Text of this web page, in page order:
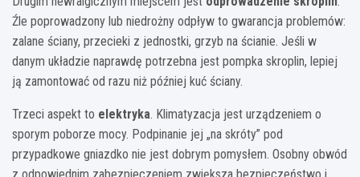
Źle poprowadzony lub niedrożny odpływ to gwarancja problemów:
zalane ściany, przecieki z jednostki, grzyb na ścianie. Jeśli w
danym układzie naprawdę potrzebna jest pompka skroplin, lepiej
ją zamontować od razu niż później kuć ściany.
Trzeci aspekt to elektryka. Klimatyzacja jest urządzeniem o
sporym poborze mocy. Podpinanie jej „na skróty” pod
przypadkowe gniazdko nie jest dobrym pomysłem. Osobny obwód